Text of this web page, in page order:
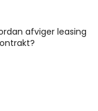
afviger leasing